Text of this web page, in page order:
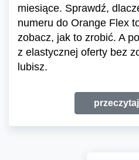
miesiące. Sprawdź,
numeru do Orange Flex
zobacz, jak to zrobić. A
z elastycznej oferty bez
lubisz.